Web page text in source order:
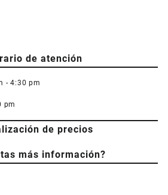
de atención
- 4:30 pm
pm
de precios
más información?